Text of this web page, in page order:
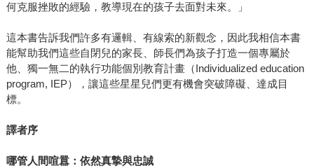
何克服挫敗的經驗，教導現在的孩子去面對未來。」
這本書告訴我們許多有邏輯、有線索的新觀念，因此我相信本書
能幫助我們這些自閉兒的家長、師長們為孩子打造一個專屬於
他、獨一無二的執行功能個別教育計畫（Individualized education
program, IEP），讓這些星星兒們更有機會突破障礙、達成目
標。
譯者序
哪管人間喧囂： 依然真摯與忠誠